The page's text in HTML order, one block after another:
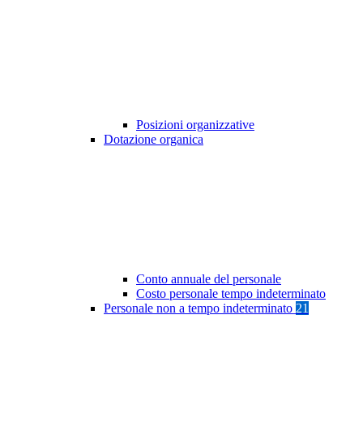
Posizioni organizzative
Dotazione organica
Conto annuale del personale
Costo personale tempo indeterminato
Personale non a tempo indeterminato 21